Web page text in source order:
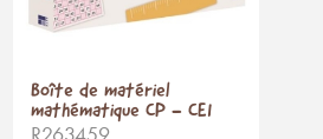
Boîte de matériel
mathématique CP - CE1